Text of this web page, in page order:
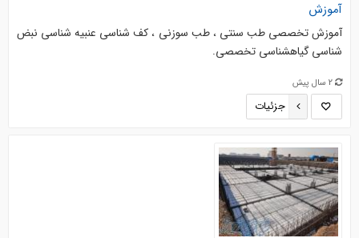
آموزش
آموزش تخصصی طب سنتی ، طب سوزنی ، کف شناسی عنبیه شناسی نبض
شناسی گیاهشناسی تخصصی.
2 سال پیش
جزئیات